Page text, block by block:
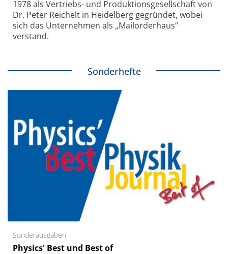
1978 als Vertriebs- und Produktionsgesellschaft von
Dr. Peter Reichelt in Heidelberg gegründet, wobei
sich das Unternehmen als „Mailorderhaus“
verstand.
Sonderhefte
Sonderausgaben
Physics' Best und Best of